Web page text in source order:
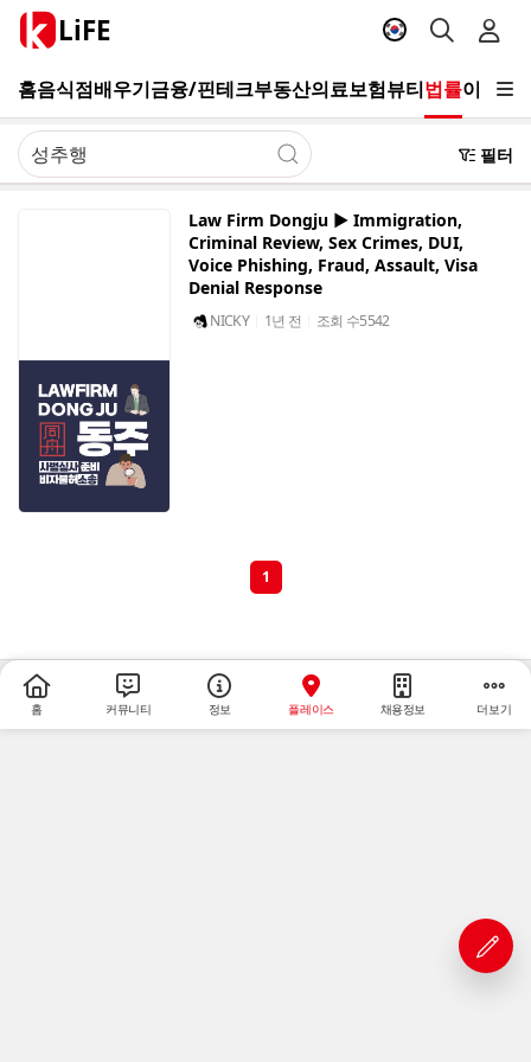
LiFE
홈음식점배우기금융/핀테크부동산의료보험뷰티법률이사/
필터
Law Firm Dongju ▶️ Immigration,
Criminal Review, Sex Crimes, DUI,
Voice Phishing, Fraud, Assault, Visa
Denial Response
NICKY 1년 전 조회 수5542
1
홈 커뮤니티 정보 플레이스 채용정보 더보기